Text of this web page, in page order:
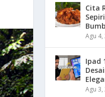
Cita
Agu 4,
Ipad
Agu 3,